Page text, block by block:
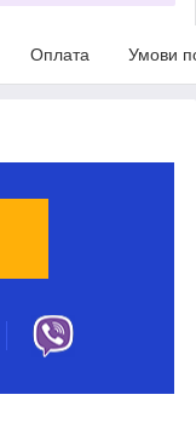
Оплата Умови